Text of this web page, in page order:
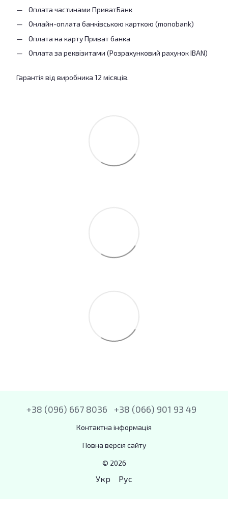
Оплата частинами ПриватБанк
Онлайн-оплата банківською карткою (monobank)
Оплата на карту Приват банка
Оплата за реквізитами (Розрахунковий рахунок IBAN)
Гарантія від виробника 12 місяців.
+38 (096) 667 8036 +38 (066) 901 93 49
Контактна інформація
Повна версія сайту
© 2026
Укр Рус